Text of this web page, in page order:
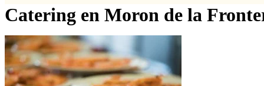
Catering en Moron de la